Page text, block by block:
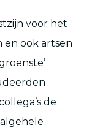
voor het
en ook artsen
de